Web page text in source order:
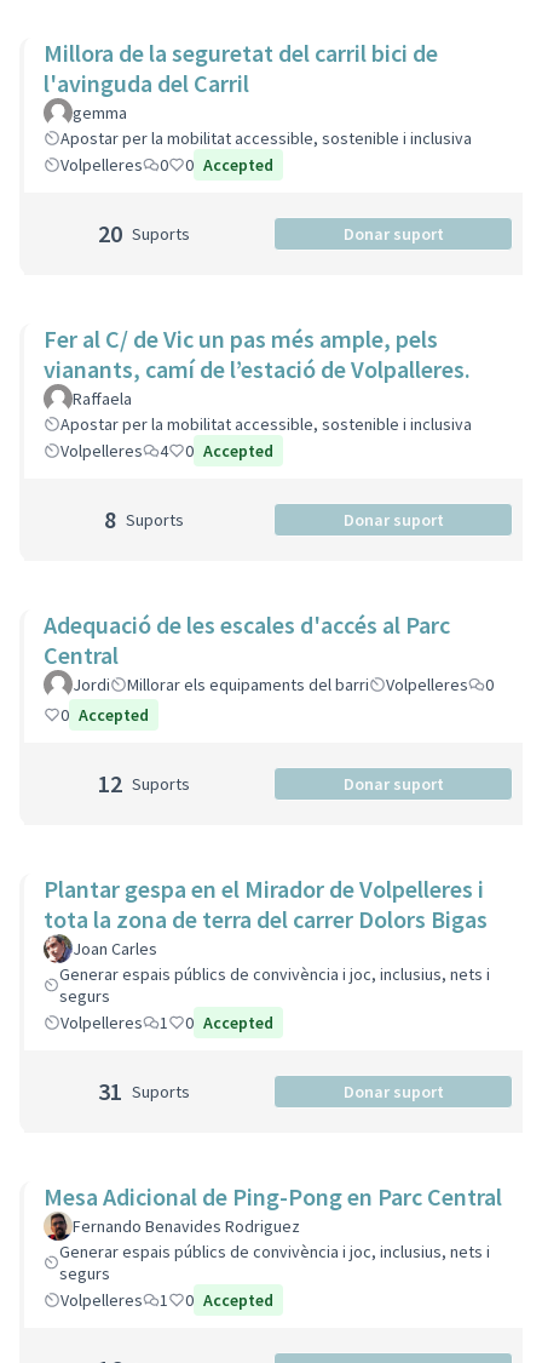
Millora de la seguretat del carril bici de
l'avinguda del Carril
gemma
Apostar per la mobilitat accessible, sostenible i inclusiva
Volpelleres
0 0 Accepted
20 Suports Donar suport
Fer al C/ de Vic un pas més ample, pels
vianants, camí de l’estació de Volpalleres.
Raffaela
Apostar per la mobilitat accessible, sostenible i inclusiva
Volpelleres
4 0 Accepted
8 Suports Donar suport
Adequació de les escales d'accés al Parc
Central
Jordi Millorar els equipaments del barri Volpelleres
0
0 Accepted
12 Suports Donar suport
Plantar gespa en el Mirador de Volpelleres i
tota la zona de terra del carrer Dolors Bigas
Joan Carles
Generar espais públics de convivència i joc, inclusius, nets i
segurs
Volpelleres
1 0 Accepted
31 Suports Donar suport
Mesa Adicional de Ping-Pong en Parc Central
Fernando Benavides Rodriguez
Generar espais públics de convivència i joc, inclusius, nets i
segurs
Volpelleres
1 0 Accepted